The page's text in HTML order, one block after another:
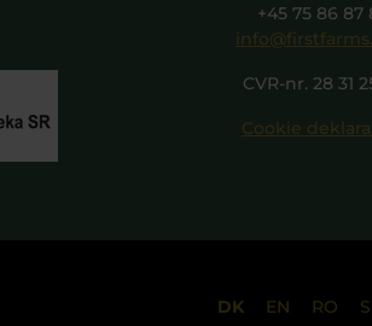
+45 75 86 87
CVR-nr. 28 31
Cookie
DK EN RO